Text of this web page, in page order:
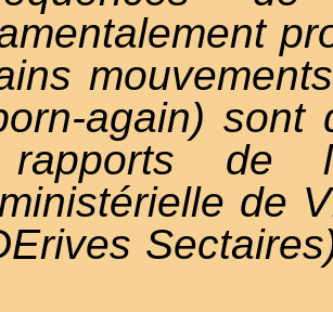
again) sont
de
de